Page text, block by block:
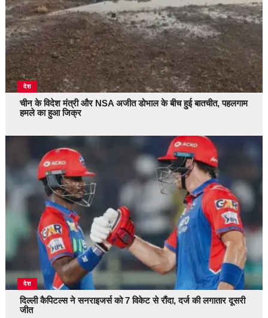
देश
चीन के विदेश मंत्री और NSA अजीत डोभाल के बीच हुई बातचीत, पहलगाम
हमले का हुआ जिक्र
देश
दिल्ली कैपिटल्स ने सनराइजर्स को 7 विकेट से रौंदा, दर्ज की लगातार दूसरी
जीत